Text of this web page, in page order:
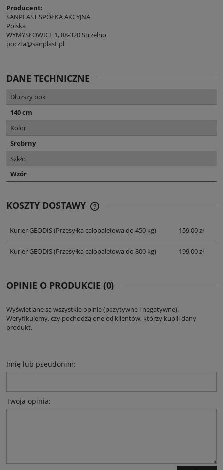
Producent:
SANPLAST SPÓŁKA AKCYJNA
Polska
WYMYSŁOWICE 1, 88-320 Strzelno
poczta@sanplast.pl
DANE TECHNICZNE
Dłuższy bok
140 cm
Kolor
Srebrny
Szkło
Wzór
KOSZTY DOSTAWY
Kurier GEODIS(Przesyłka całopaletowa do 450 kg) 159,00 zł
Kurier GEODIS(Przesyłka całopaletowa do 800 kg) 199,00 zł
OPINIE O PRODUKCIE (0)
Wyświetlane są wszystkie opinie (pozytywne i negatywne).
Weryfikujemy, czy pochodzą one od klientów, którzy kupili dany
produkt.
Imię lub pseudonim:
Twoja opinia: